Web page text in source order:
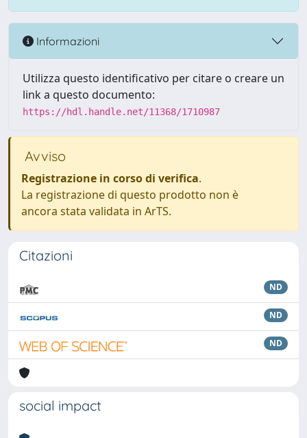
Informazioni
Utilizza questo identificativo per citare o creare un
link a questo documento:
https://hdl.handle.net/11368/1710987
Avviso
Registrazione in corso di verifica.
La registrazione di questo prodotto non è
ancora stata validata in ArTS.
Citazioni
ND
ND
ND
social impact